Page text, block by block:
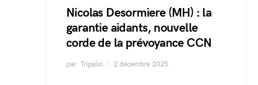
Nicolas Desormiere (MH) : la
garantie aidants, nouvelle
corde de la prévoyance CCN
par Tripalio 2 décembre 2025